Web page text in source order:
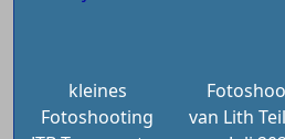
kleines
Fotoshooting
van Lith